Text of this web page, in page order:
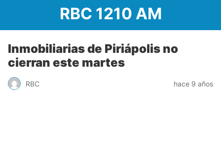
RBC 1210 AM
Inmobiliarias de Piriápolis no
cierran este martes
RBC hace 9 años